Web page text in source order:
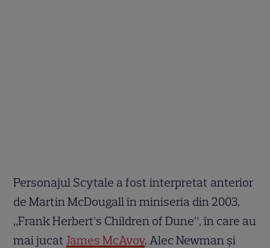
Personajul Scytale a fost interpretat anterior
de Martin McDougall în miniseria din 2003,
„Frank Herbert’s Children of Dune”, în care au
mai jucatJames McAvoy, Alec Newman și